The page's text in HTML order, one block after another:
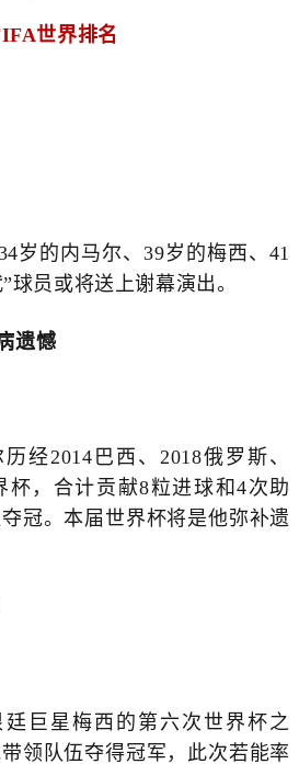
世界排名
岁的内马尔、39岁的梅西、41
球员或将送上谢幕演出。
遗憾
经2014巴西、2018俄罗斯、
杯，合计贡献8粒进球和4次助
冠。本届世界杯将是他弥补遗
巨星梅西的第六次世界杯之
领队伍夺得冠军，此次若能率